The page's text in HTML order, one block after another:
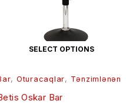
SELECT OPTIONS
, Oturacaqlar, Tənzimlənən
Oskar Bar